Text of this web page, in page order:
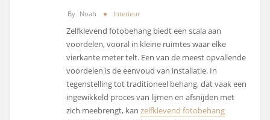
By Noah Interieur
Zelfklevend fotobehang biedt een scala aan
voordelen, vooral in kleine ruimtes waar elke
vierkante meter telt. Een van de meest opvallende
voordelen is de eenvoud van installatie. In
tegenstelling tot traditioneel behang, dat vaak een
ingewikkeld proces van lijmen en afsnijden met
zich meebrengt, kanzelfklevend fotobehang